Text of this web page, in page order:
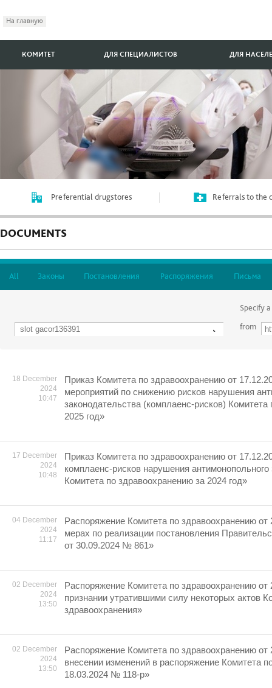
На главную
КОМИТЕТ ДЛЯ СПЕЦИАЛИСТОВ ДЛЯ
Preferential drugstores Referrals to the
DOCUMENTS
All Законы Постановления Распоряжения Письма
Specify
from
18 December
2024
10:47
Приказ Комитета по здравоохранению от
мероприятий по снижению рисков нарушения
законодательства (комплаенс-рисков)
2025 год»
17 December
2024
10:48
Приказ Комитета по здравоохранению от
комплаенс-рисков нарушения антимонопольного
Комитета по здравоохранению за 2024 год»
04 December
2024
11:17
Распоряжение Комитета по здравоохранению
мерах по реализации постановления
от 30.09.2024 № 861»
02 December
2024
13:50
Распоряжение Комитета по здравоохранению
признании утратившими силу некоторых актов
здравоохранения»
02 December
2024
13:50
Распоряжение Комитета по здравоохранению
внесении изменений в распоряжение Комитета
18.03.2024 № 118-р»